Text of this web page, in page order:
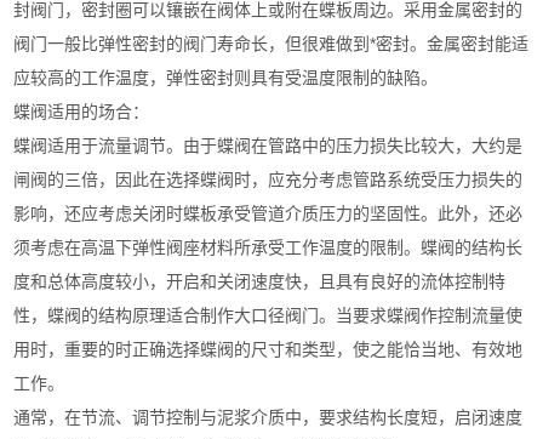
封阀门，密封圈可以镶嵌在阀体上或附在蝶板周边。采用金属密封的
阀门一般比弹性密封的阀门寿命长，但很难做到*密封。金属密封能适
应较高的工作温度，弹性密封则具有受温度限制的缺陷。
蝶阀适用的场合：
蝶阀适用于流量调节。由于蝶阀在管路中的压力损失比较大，大约是
闸阀的三倍，因此在选择蝶阀时，应充分考虑管路系统受压力损失的
影响，还应考虑关闭时蝶板承受管道介质压力的坚固性。此外，还必
须考虑在高温下弹性阀座材料所承受工作温度的限制。蝶阀的结构长
度和总体高度较小，开启和关闭速度快，且具有良好的流体控制特
性，蝶阀的结构原理适合制作大口径阀门。当要求蝶阀作控制流量使
用时，重要的时正确选择蝶阀的尺寸和类型，使之能恰当地、有效地
工作。
通常，在节流、调节控制与泥浆介质中，要求结构长度短，启闭速度